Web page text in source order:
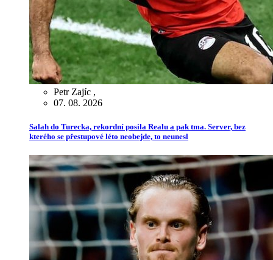
Petr Zajíc ,
07. 08. 2026
Salah do Turecka, rekordní posila Realu a pak tma. Server, bez
kterého se přestupové léto neobejde, to neunesl